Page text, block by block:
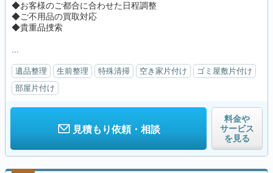
◆お客様のご都合に合わせた日程調整
◆ご不用品の買取対応
◆貴重品捜索
遺品整理 生前整理 特殊清掃 空き家片付け
ゴミ屋敷片付け
部屋片付け
見積もり依頼・相談
料金や
サービス
を見る